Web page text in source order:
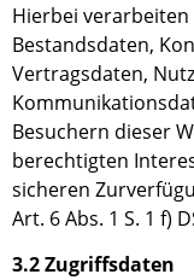
Hierbei
Bestandsdaten,
Vertragsdaten,
Besuchern dieser
berechtigten
sicheren
Art. 6Abs. 1 S. 1 f)
3.2 Zugriffsdaten